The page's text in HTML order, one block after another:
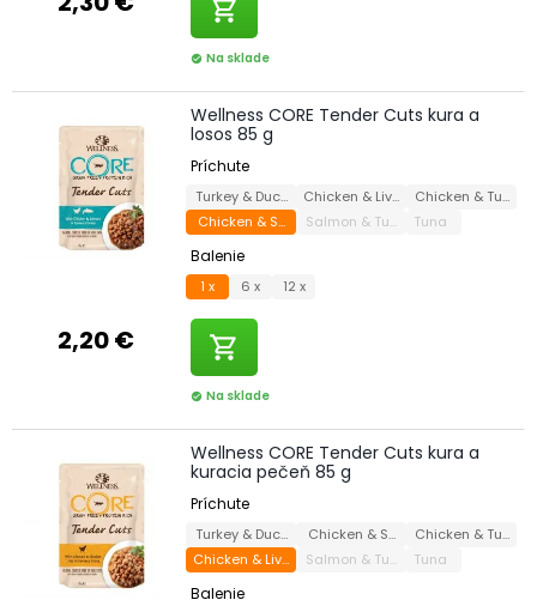
shopping_cart
check_circle Na sklade
2,20 €
Wellness CORE Tender Cuts kura a
losos 85 g
Príchute
Turkey & Duck Chicken & Liver
Chicken & Turkey
Chicken & SalmonSalmon & Tuna Tuna
Balenie
1 x 6 x 12 x
shopping_cart
check_circle Na sklade
Wellness CORE Tender Cuts kura a
kuracia pečeň 85 g
Príchute
Turkey & Duck Chicken & SalmonChicken & Turkey
Chicken & Liver
Salmon & Tuna Tuna
Balenie